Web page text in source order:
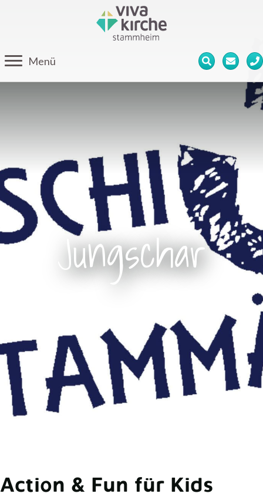
Menü
Jungschar
Action & Fun für Kids